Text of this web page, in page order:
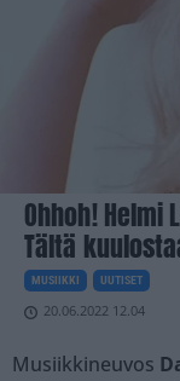
Ohhoh!
Tältä
MUSIIKKI UUTISET
20.06.2022 12.04
Musiikkineuvos